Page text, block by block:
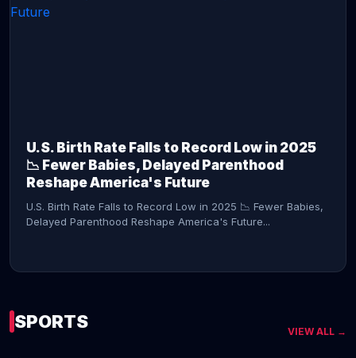
U.S. Birth Rate Falls to Record Low in 2025
📉 Fewer Babies, Delayed Parenthood
Reshape America's Future
U.S. Birth Rate Falls to Record Low in 2025 📉 Fewer Babies,
Delayed Parenthood Reshape America's Future...
SPORTS VIEW ALL →